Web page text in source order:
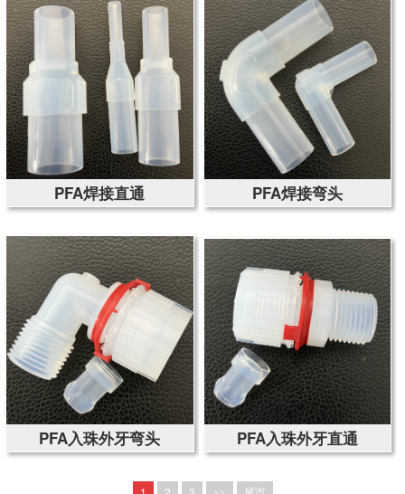
PFA焊接直通 PFA焊接弯头
PFA入珠外牙弯头 PFA入珠外牙直通